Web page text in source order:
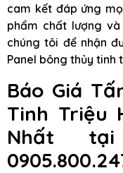
cam kết đáp ứng
phẩm chất lượng
chúng tôi để nhận
Panel bông thủy tinh
Báo Giá
Tinh Triệu
Nhất